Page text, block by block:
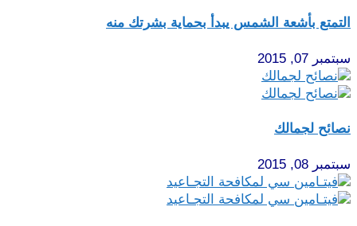
التمتع بأشعة الشمس يبدأ بحماية بشرتك منه
سبتمبر 07, 2015
نصائح لجمالك
سبتمبر 08, 2015